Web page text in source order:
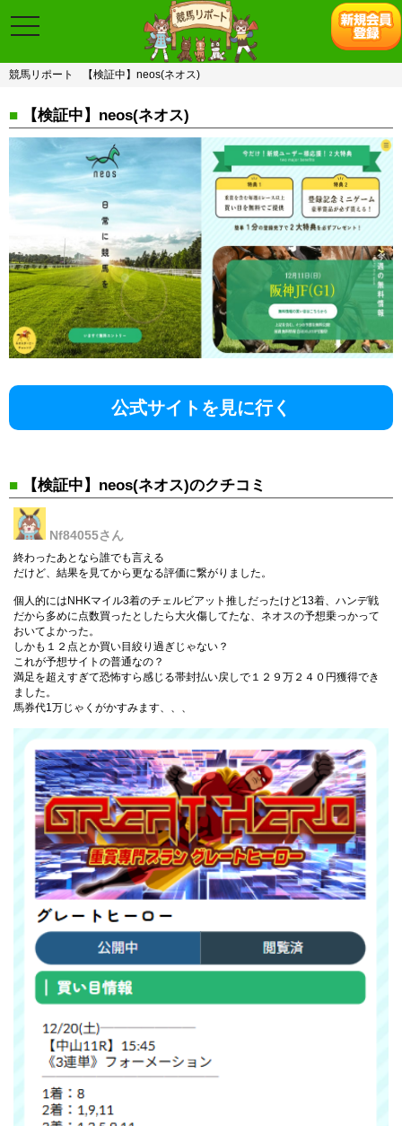
toggle
navigation
競馬リポート 【検証中】neos(ネオス)
■ 【検証中】neos(ネオス)
公式サイトを見に行く
■ 【検証中】neos(ネオス)のクチコミ
Nf84055さん
終わったあとなら誰でも言える
だけど、結果を見てから更なる評価に繋がりました。
個人的にはNHKマイル3着のチェルビアット推しだったけど13着、ハンデ戦
だから多めに点数買ったとしたら大火傷してたな、ネオスの予想乗っかって
おいてよかった。
しかも１２点とか買い目絞り過ぎじゃない？
これが予想サイトの普通なの？
満足を超えすぎて恐怖すら感じる帯封払い戻しで１２９万２４０円獲得でき
ました。
馬券代1万じゃくがかすみます、、、